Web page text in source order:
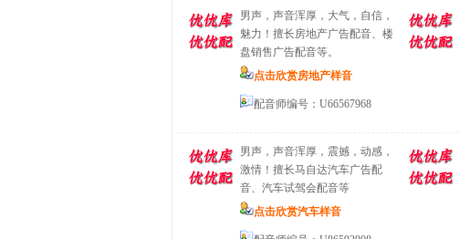
男声，声音浑厚，大气，自信，
魅力！擅长房地产广告配音、楼
盘销售广告配音等。
点击欣赏房地产样音
配音师编号：U66567968
男声，声音浑厚，震撼，动感，
激情！擅长马自达汽车广告配
音、汽车试驾会配音等
点击欣赏汽车样音